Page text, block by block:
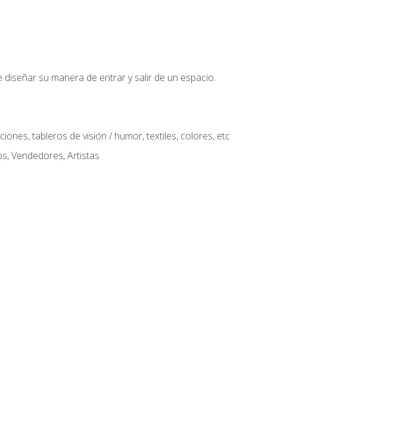
su manera de entrar y salir de un espacio.
tableros de visión / humor, textiles, colores, etc
Vendedores, Artistas